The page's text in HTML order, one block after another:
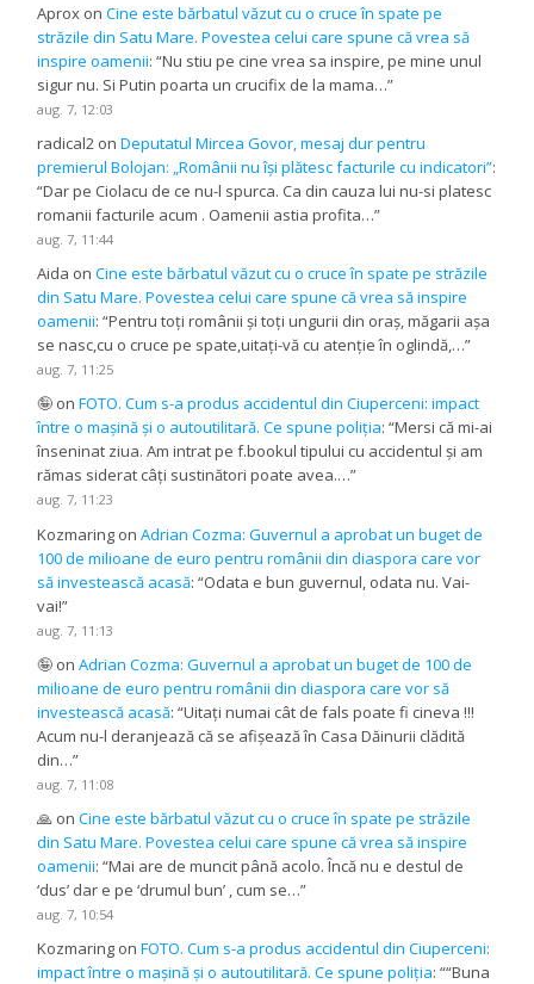
Aprox onCine este bărbatul văzut cu o cruce în spate pe
străzile din Satu Mare. Povestea celui care spune că vrea să
inspire oamenii: “Nu stiu pe cine vrea sa inspire, pe mine unul
sigur nu. Si Putin poarta un crucifix de la mama…”
aug. 7, 12:03
radical2 onDeputatul Mircea Govor, mesaj dur pentru
premierul Bolojan: „Românii nu își plătesc facturile cu indicatori”:
“Dar pe Ciolacu de ce nu-l spurca. Ca din cauza lui nu-si platesc
romanii facturile acum . Oamenii astia profita…”
aug. 7, 11:44
Aida onCine este bărbatul văzut cu o cruce în spate pe străzile
din Satu Mare. Povestea celui care spune că vrea să inspire
oamenii: “Pentru toți românii și toți ungurii din oraș, măgarii așa
se nasc,cu o cruce pe spate,uitați-vă cu atenție în oglindă,…”
aug. 7, 11:25
🤪 onFOTO. Cum s-a produs accidentul din Ciuperceni: impact
între o mașină și o autoutilitară. Ce spune poliția: “Mersi că mi-ai
înseninat ziua. Am intrat pe f.bookul tipului cu accidentul și am
rămas siderat câți sustinători poate avea.…”
aug. 7, 11:23
Kozmaring onAdrian Cozma: Guvernul a aprobat un buget de
100 de milioane de euro pentru românii din diaspora care vor
să investească acasă: “Odata e bun guvernul, odata nu. Vai-
vai!”
aug. 7, 11:13
🤪 onAdrian Cozma: Guvernul a aprobat un buget de 100 de
milioane de euro pentru românii din diaspora care vor să
investească acasă: “Uitați numai cât de fals poate fi cineva !!!
Acum nu-l deranjează că se afișează în Casa Dăinurii clădită
din…”
aug. 7, 11:08
🙏 onCine este bărbatul văzut cu o cruce în spate pe străzile
din Satu Mare. Povestea celui care spune că vrea să inspire
oamenii: “Mai are de muncit până acolo. Încă nu e destul de
‘dus’ dar e pe ‘drumul bun’ , cum se…”
aug. 7, 10:54
Kozmaring onFOTO. Cum s-a produs accidentul din Ciuperceni:
impact între o mașină și o autoutilitară. Ce spune poliția: ““Buna